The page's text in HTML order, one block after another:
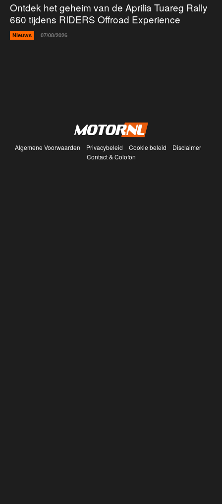
Ontdek het geheim van de Aprilia Tuareg Rally
660 tijdens RIDERS Offroad Experience
Nieuws 07/08/2026
Algemene Voorwaarden Privacybeleid Cookie beleid
Disclaimer
Contact & Colofon